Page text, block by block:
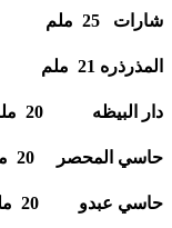
شارات 25 ملم
المذرذره 21 ملم
دار البيظه 20 ملم
حاسي المحصر 20 ملم
حاسي عبدو 20 ملم